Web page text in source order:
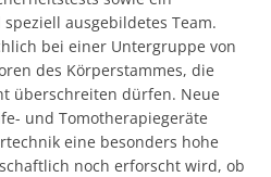
ausgebildetes Team.
bei einer Untergruppe von
des Körperstammes, die
überschreiten dürfen. Neue
und Tomotherapiegeräte
eine besonders hohe
noch erforscht wird, ob